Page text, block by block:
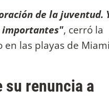
de la juventud.
importantes", cerró la
las playas de
su renuncia a